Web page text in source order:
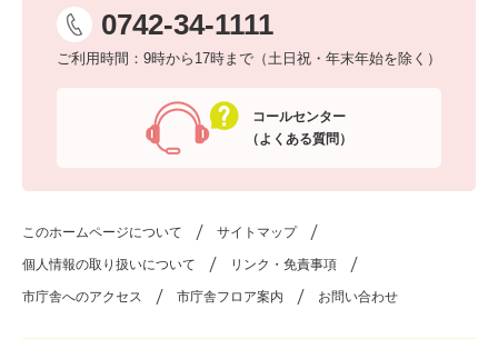
0742-34-1111
ご利用時間：9時から17時まで（土日祝・年末年始を除く）
コールセンター
（よくある質問）
このホームページについて サイトマップ
個人情報の取り扱いについて リンク・免責事項
市庁舎へのアクセス 市庁舎フロア案内 お問い合わせ